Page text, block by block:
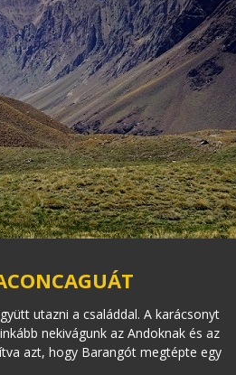
utazni a családdal. A karácsonyt
nekivágunk az Andoknak és az
azt, hogy Barangót megtépte egy